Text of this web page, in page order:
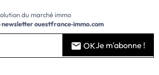
du marché immo
newsletterouestfrance‑immo.com
OKJe m'abonne !